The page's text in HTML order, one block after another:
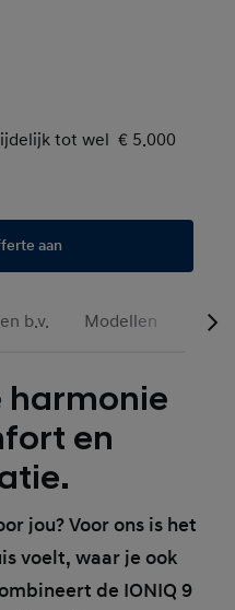
tot wel € 5.000
aan
b.v. Modellen
harmonie
en
jou? Voor ons is het
voelt, waar je ook
de IONIQ 9